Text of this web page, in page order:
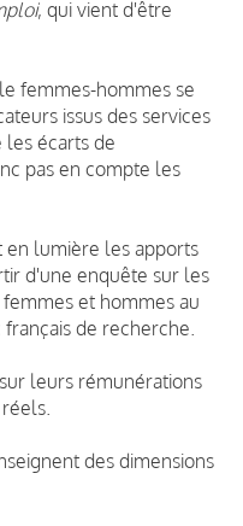
, qui vient d'être
femmes-hommes se
issus des services
les écarts de
pas en compte les
lumière les apports
d'une enquête sur les
et hommes au
de recherche.
leurs rémunérations
des dimensions